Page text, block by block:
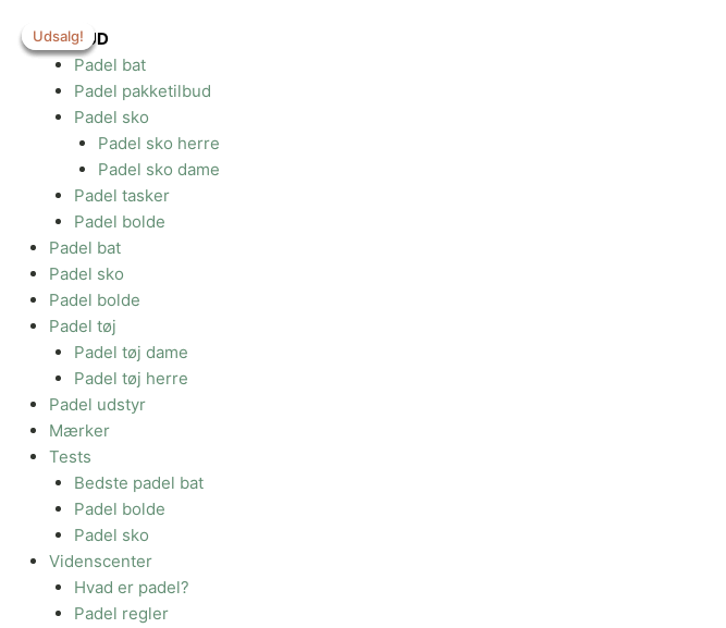
indholdet
TILBUD
Padel bat
Padel pakketilbud
Padel sko
Padel sko herre
Padel sko dame
Padel tasker
Padel bolde
Padel bat
Padel sko
Padel bolde
Padel tøj
Padel tøj dame
Padel tøj herre
Padel udstyr
Mærker
Tests
Bedste padel bat
Padel bolde
Padel sko
Videnscenter
Hvad er padel?
Padel regler
Udsalg!
Udsalg!
Udsalg!
Udsalg!